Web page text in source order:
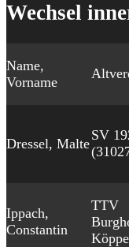
Wechsel
Name,
Vorname
Dressel, Malte
SV
Ippach,
Constantin
TTV